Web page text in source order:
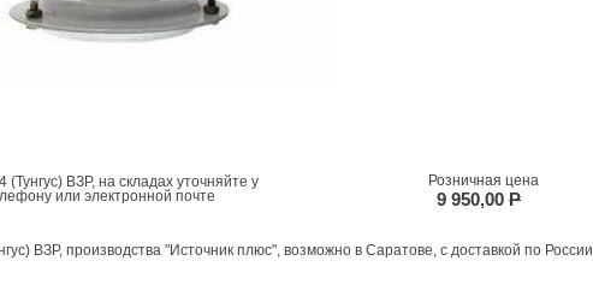
ВЗР, на складах уточняйте у
или электронной почте
Розничная цена
9 950,00P
ВЗР, производства "Источник плюс", возможно в Саратове, с доставкой по России